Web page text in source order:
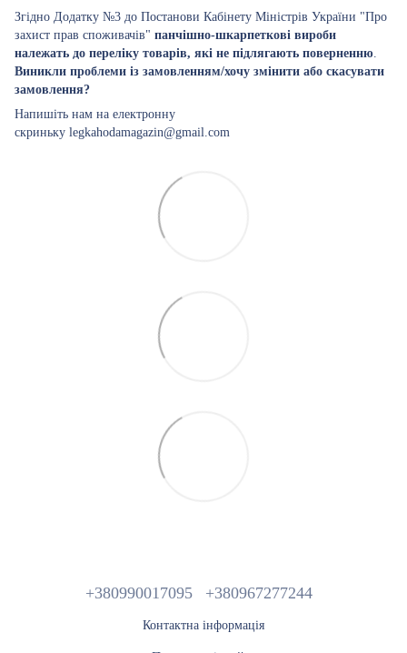
Згідно Додатку №3 до Постанови Кабінету Міністрів України "Про
захист прав споживачів" панчішно-шкарпеткові вироби
належать до переліку товарів, які не підлягають поверненню
Виникли проблеми із замовленням/хочу змінити або скасувати
замовлення?
Напишіть нам на електронну
скриньку legkahodamagazin@gmail.com
+380990017095 +380967277244
Контактна інформація